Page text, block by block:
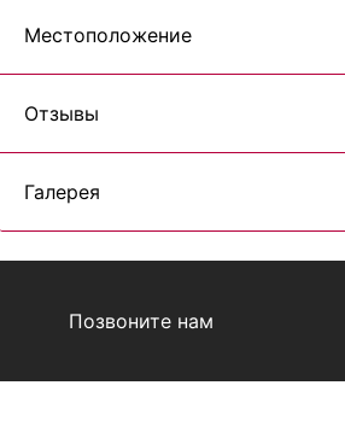
Местоположение
Отзывы
Галерея
Позвоните нам